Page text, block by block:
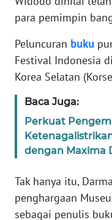
para pemimpin
Peluncuran buku
Festival Indonesia
Korea Selatan
Baca Juga:
Perkuat
dengan Maxima
Tak hanya itu,
penghargaan
sebagai penulis
DISCLAIMER
Wahana
Regional
WN
SUMUT
WN
JAKARTA